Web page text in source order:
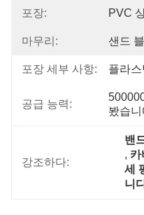
포장: PVC
마무리: 샌드
포장 세부 사항: 플라
공급 능력:
봤습
강조하다:
밴
, 카
세
니